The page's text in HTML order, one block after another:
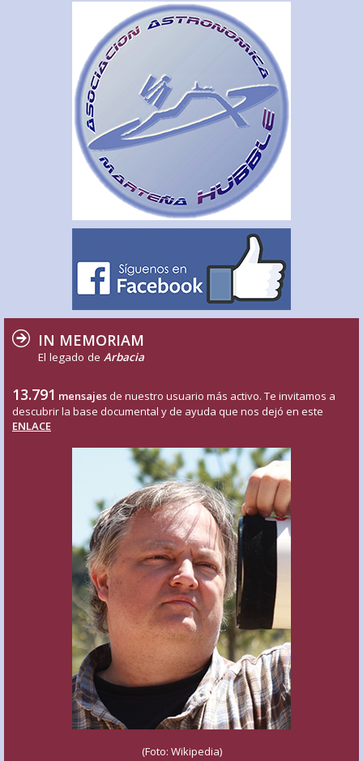
IN MEMORIAM
El legado de Arbacia
13.791 mensajes de nuestro usuario más activo. Te invitamos a
descubrir la base documental y de ayuda que nos dejó en este
ENLACE
(Foto: Wikipedia)